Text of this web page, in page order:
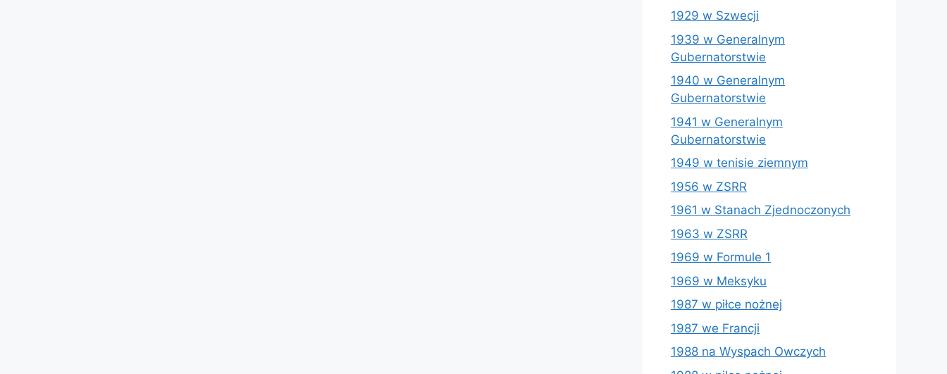
1929 w Szwecji
1939 w Generalnym
Gubernatorstwie
1940 w Generalnym
Gubernatorstwie
1941 w Generalnym
Gubernatorstwie
1949 w tenisie ziemnym
1956 w ZSRR
1961 w Stanach Zjednoczonych
1963 w ZSRR
1969 w Formule 1
1969 w Meksyku
1987 w piłce nożnej
1987 we Francji
1988 na Wyspach Owczych